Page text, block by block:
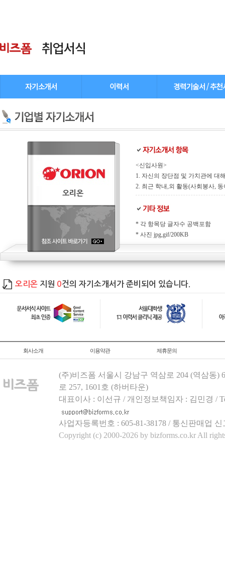
오리온
<신입사원>
1. 자신의 장단점 및 가치관에 대
2. 최근 학내,외 활동(사회봉사,
* 각 항목당 글자수 공백포함
* 사진 jpg,gif/200KB
오리온 지원 0건의 자기소개서가 준비되어 있습니다.
회사소개 이용약관 제휴문의
(주)비즈폼 서울시 강남구 역삼로 204 (역삼동)
로 257, 1601호 (하버타운)
대표이사 : 이선규 / 개인정보책임자 : 김민경 /
사업자등록번호 : 605-81-38178 / 통신판매업
Copyright (c) 2000-2026 by bizforms.co.kr All